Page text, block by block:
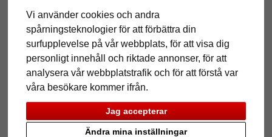
Vi använder cookies och andra
spårningsteknologier för att förbättra din
surfupplevelse på vår webbplats, för att visa dig
personligt innehåll och riktade annonser, för att
analysera vår webbplatstrafik och för att förstå var
våra besökare kommer ifrån.
Jag accepterar
Ändra mina inställningar
Design och kvalitet
aluminiumramar från Nielsen Design
Aluminiumramar Träramar